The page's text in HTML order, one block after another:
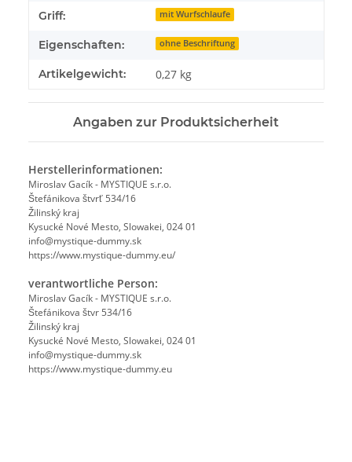
Griff: mit Wurfschlaufe
Eigenschaften: ohne Beschriftung
Artikelgewicht: 0,27 kg
Angaben zur Produktsicherheit
Herstellerinformationen:
Miroslav Gacík - MYSTIQUE s.r.o.
Štefánikova štvrť 534/16
Žilinský kraj
Kysucké Nové Mesto, Slowakei, 024 01
info@mystique-dummy.sk
https://www.mystique-dummy.eu/
verantwortliche Person:
Miroslav Gacík - MYSTIQUE s.r.o.
Štefánikova štvr 534/16
Žilinský kraj
Kysucké Nové Mesto, Slowakei, 024 01
info@mystique-dummy.sk
https://www.mystique-dummy.eu